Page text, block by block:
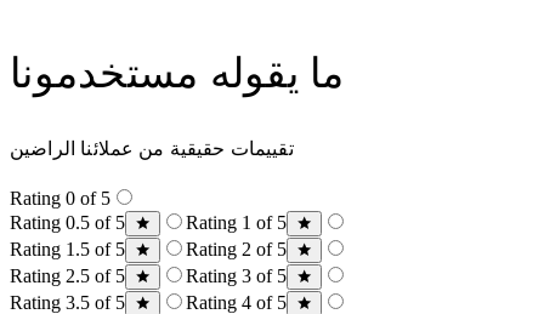
ما يقوله مستخدمونا
تقييمات حقيقية من عملائنا الراضين
Rating 0 of 5
Rating 0.5 of 5
Rating 1 of 5
Rating 1.5 of 5
Rating 2 of 5
Rating 2.5 of 5
Rating 3 of 5
Rating 3.5 of 5
Rating 4 of 5